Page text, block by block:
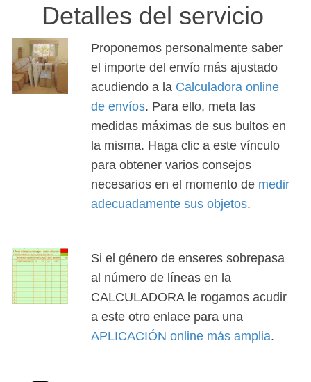
Detalles del servicio
Proponemos personalmente saber
el importe del envío más ajustado
acudiendo a la Calculadora online
de envíos. Para ello, meta las
medidas máximas de sus bultos en
la misma. Haga clic a este vínculo
para obtener varios consejos
necesarios en el momento de medir
adecuadamente sus objetos.
Si el género de enseres sobrepasa
al número de líneas en la
CALCULADORA le rogamos acudir
a este otro enlace para una
APLICACIÓN online más amplia.